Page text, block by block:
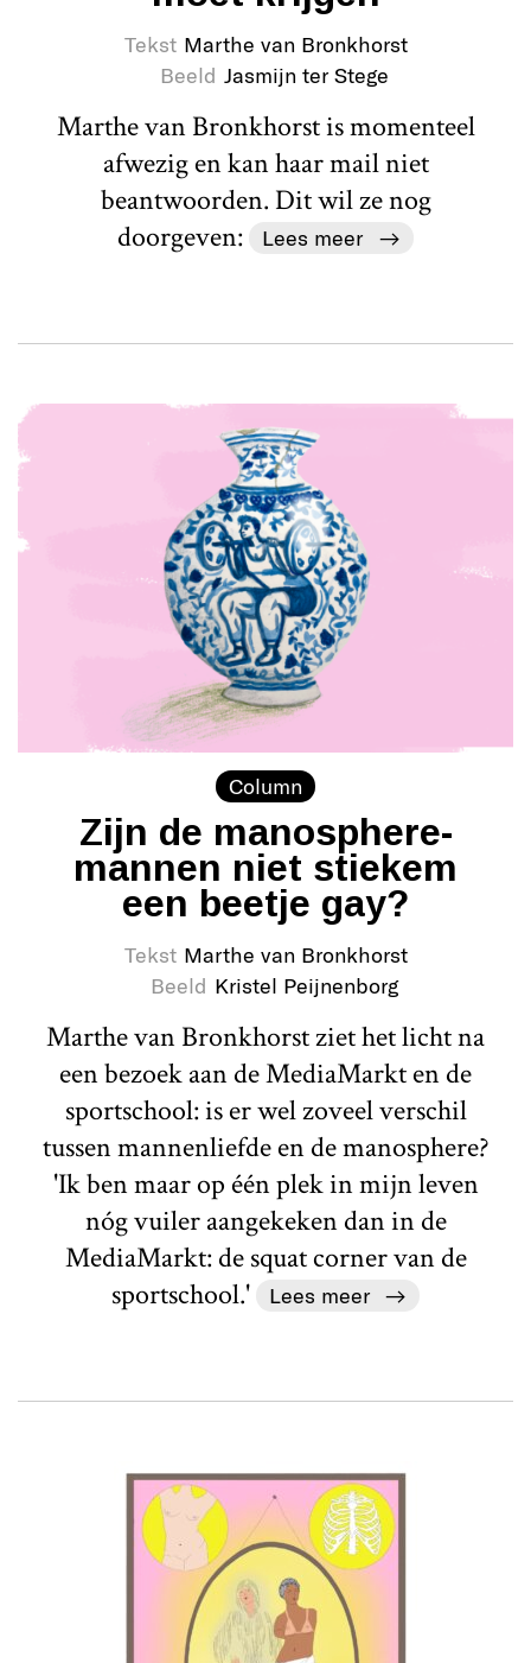
Tekst Marthe van Bronkhorst
Beeld Jasmijn ter Stege
Marthe van Bronkhorst is momenteel
afwezig en kan haar mail niet
beantwoorden. Dit wil ze nog
doorgeven:
Lees meer
Column
Zijn de manosphere-
mannen niet stiekem
een beetje gay?
Tekst Marthe van Bronkhorst
Beeld Kristel Peijnenborg
Marthe van Bronkhorst ziet het licht na
een bezoek aan de MediaMarkt en de
sportschool: is er wel zoveel verschil
tussen mannenliefde en de manosphere?
'Ik ben maar op één plek in mijn leven
nóg vuiler aangekeken dan in de
MediaMarkt: de squat corner van de
sportschool.'
Lees meer